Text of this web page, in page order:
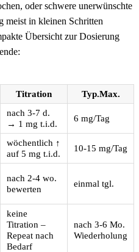
oder schwere unerwünschte
meist in kleinen Schritten
Übersicht zur Dosierung
Titration
Typ.Max.
nach 3-7 d.
→ 1 ​mg ⁢t.i.d.
6 mg/Tag
wöchentlich ↑‍
auf 5 mg t.i.d.
10-15 mg/Tag
nach‍ 2-4 ​wo.
‌bewerten
einmal tgl.
keine‍
Titration –
Repeat⁢ nach
Bedarf
nach‍ 3-6‌ Mo.
Wiederholung